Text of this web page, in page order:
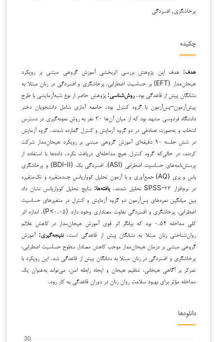
پرخاشگری, افسردگی
چکیده
هدف: هدف این پژوهش بررسی اثربخشی آموزش گروهی مبتنی بر رویکرد
هیجان‌مدار (EFT) بر حساسیت اضطرابی، پرخاشگری و افسردگی در زنان مبتلا به
نشانگان پیش از قاعدگی بود.روش‌شناسی:پژوهش حاضر از نوع شبه‌آزمایشی با طرح
پیش‌آزمون–پس‌آزمون با گروه کنترل بود. جامعه آماری شامل دانشجویان دختر
دانشگاه فردوسی مشهد بود که از میان آن‌ها ۳۰ نفر به روش نمونه‌گیری در دسترس
انتخاب و به‌صورت تصادفی در دو گروه آزمایش و کنترل گمارده شدند. گروه آزمایش
در شش جلسه ۹۰ دقیقه‌ای آموزش گروهی مبتنی بر رویکرد هیجان‌مدار شرکت
کردند، در حالی‌که گروه کنترل هیچ مداخله‌ای دریافت نکرد. داده‌ها با استفاده از
پرسش‌نامه‌های حساسیت اضطرابی (ASI)، افسردگی بک (BDI-II) و پرخاشگری
باس و پری (AQ) جمع‌آوری و با آزمون تحلیل کوواریانس چندمتغیره و تک‌متغیره
در نرم‌افزار SPSS-۲۳ تحلیل شدند.
یافته‌ها: نتایج تحلیل کوواریانس نشان داد
بین میانگین نمره‌های پس‌آزمون دو گروه آزمایش و کنترل در متغیرهای حساسیت
اضطرابی، پرخاشگری و افسردگی تفاوت معناداری وجود دارد (P<۰.۰۵). اندازه اثر
کلی مداخله ۰.۵۴ بود که بیانگر اثر قوی آموزش هیجان‌مدار در کاهش علائم
روان‌شناختی زنان مبتلا به نشانگان پیش از قاعدگی است.نتیجه‌گیری: آموزش
گروهی مبتنی بر درمان هیجان‌مدار موجب کاهش معنادار سطوح حساسیت اضطرابی،
پرخاشگری و افسردگی در زنان مبتلا به نشانگان پیش از قاعدگی شد. این رویکرد با
تمرکز بر آگاهی هیجانی، تنظیم هیجان و ایجاد رابطه امن، می‌تواند به‌عنوان یک
مداخله مؤثر برای بهبود سلامت روان زنان در دوران قاعدگی به کار رود.
دانلودها